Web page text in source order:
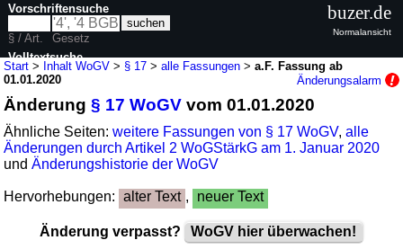
Start > Inhalt WoGV > § 17 >alle Fassungen >a.F. Fassung ab
01.01.2020
Änderungsalarm
Änderung§ 17 WoGV vom 01.01.2020
Ähnliche Seiten:weitere Fassungen von § 17 WoGV,alle
Änderungen durch Artikel 2 WoGStärkG am 1. Januar 2020
undÄnderungshistorie der WoGV
Hervorhebungen: alter Text , neuer Text
Änderung verpasst? WoGV hier überwachen!
Vorschriftensuche
§ / Art.
Gesetz
Volltextsuche
buzer.de
Normalansicht